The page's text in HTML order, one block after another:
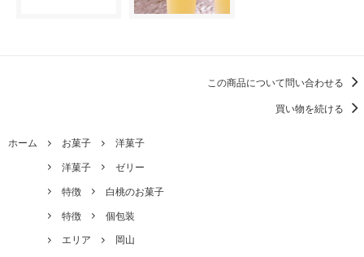
この商品について問い合わせる
買い物を続ける
ホーム お菓子
洋菓子
洋菓子
ゼリー
特徴
白桃のお菓子
特徴
個包装
エリア
岡山